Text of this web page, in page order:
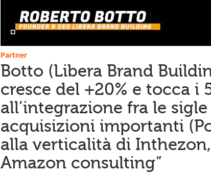
Partner
Botto (Libera Brand
cresce del +20% e tocca i
all’integrazione fra le
acquisizioni importanti
alla verticalità di
Amazon consulting”